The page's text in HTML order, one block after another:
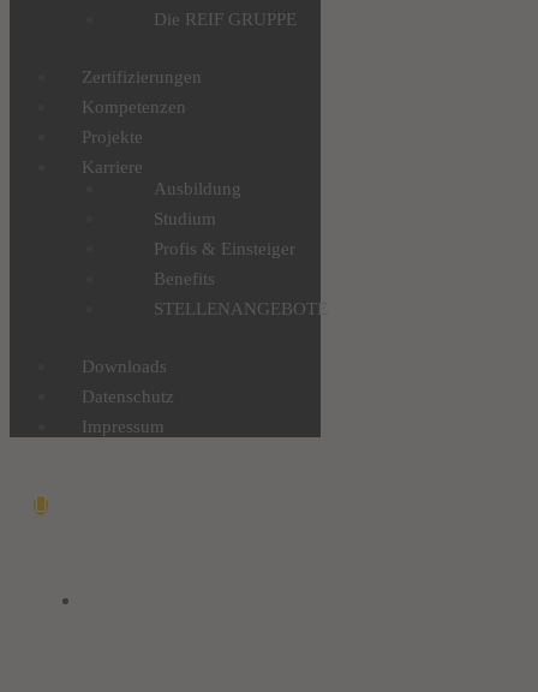
Die REIF GRUPPE
Zertifizierungen
Kompetenzen
Projekte
Karriere
Ausbildung
Studium
Profis & Einsteiger
Benefits
STELLENANGEBOTE
Downloads
Datenschutz
Impressum